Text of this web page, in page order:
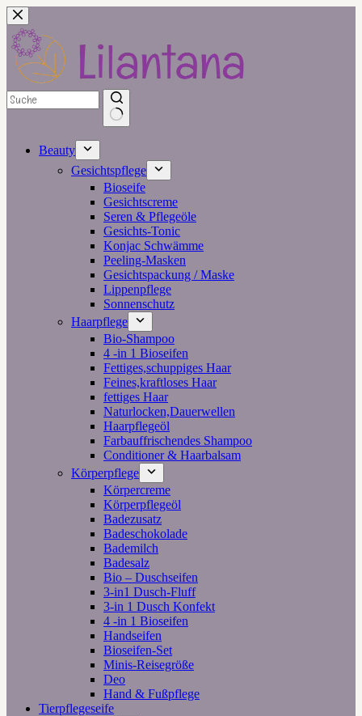
Zum
Inhalt
springen
Beauty
Gesichtspflege
Bioseife
Gesichtscreme
Seren & Pflegeöle
Gesichts-Tonic
Konjac Schwämme
Peeling-Masken
Gesichtspackung / Maske
Lippenpflege
Sonnenschutz
Haarpflege
Bio-Shampoo
4 -in 1 Bioseifen
Fettiges,schuppiges Haar
Feines,kraftloses Haar
fettiges Haar
Naturlocken,Dauerwellen
Haarpflegeöl
Farbauffrischendes Shampoo
Conditioner & Haarbalsam
Körperpflege
Körpercreme
Körperpflegeöl
Badezusatz
Badeschokolade
Bademilch
Badesalz
Bio – Duschseifen
3-in1 Dusch-Fluff
3-in 1 Dusch Konfekt
4 -in 1 Bioseifen
Handseifen
Bioseifen-Set
Minis-Reisegröße
Deo
Hand & Fußpflege
Tierpflegeseife